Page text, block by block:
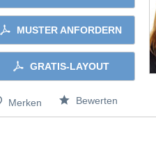
MUSTER ANFORDERN
GRATIS-LAYOUT
Merken Bewerten